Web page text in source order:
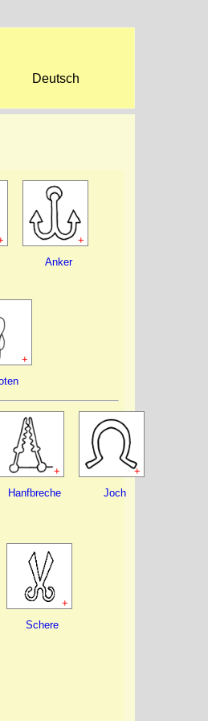
Deutsch
+
Anker
+
+
Hanfbreche
+
Joch
+
Schere